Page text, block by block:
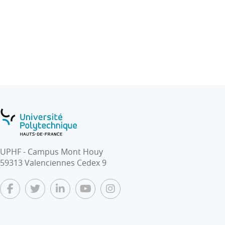
population à travers des études de cas chiffrées ;
- De présenter en groupe une étude d’impact
environnemental et sociétal dans un domaine délimité.
UPHF - Campus Mont Houy
59313 Valenciennes Cedex 9